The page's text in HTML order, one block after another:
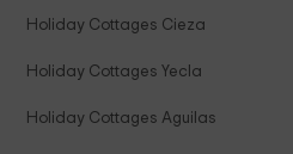
Holiday Cottages Cieza
Holiday Cottages Yecla
Holiday Cottages Aguilas